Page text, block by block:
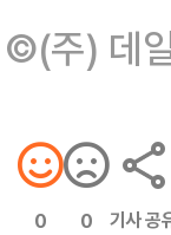
©(주) 데
0 0 기사 공